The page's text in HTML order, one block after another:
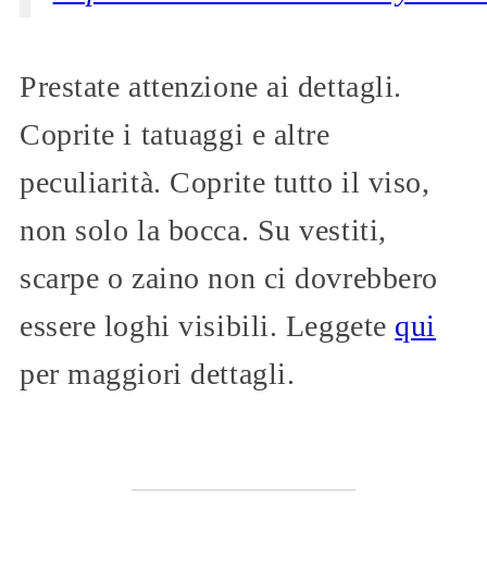
Prestate attenzione ai dettagli.
Coprite i tatuaggi e altre
peculiarità. Coprite tutto il viso,
non solo la bocca. Su vestiti,
scarpe o zaino non ci dovrebbero
essere loghi visibili. Leggete qui
per maggiori dettagli.